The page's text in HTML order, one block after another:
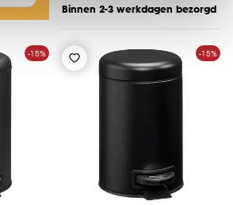
toestaan’ om gebruik te maken
te accepteren. Je kunt er ook
cookies wel of niet te
‘Cookies aanpassen’ te
Binnen 2-3 werkdagen bezorgd
-15% -15%